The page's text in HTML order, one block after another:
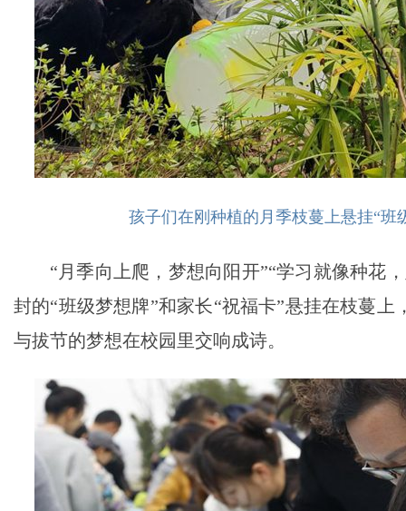
孩子们在刚种植的月季枝蔓上悬挂“
“月季向上爬，梦想向阳开”“学习就像种
封的“班级梦想牌”和家长“祝福卡”悬挂在枝蔓
与拔节的梦想在校园里交响成诗。